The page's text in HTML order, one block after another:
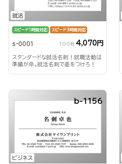
就活
スピード1時間対応 スピード3時間対応
s-0001 100枚 4,070円
スタンダードな就活名刺！就職活動は
準備が命。就活名刺で差をつけろ！
ビジネス
b-1156